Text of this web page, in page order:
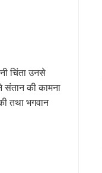
चिंता उनसे
संतान की कामना
तथा भगवान